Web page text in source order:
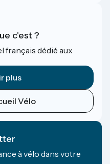
c'est ?
français dédié aux
plus
Vélo
à vélo dans votre